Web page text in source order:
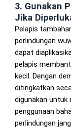
3. Gunakan
Jika
Pelapis
perlindungan
dapat
pelapis
kecil. Dengan
ditingkatkan
digunakan untuk
penggunaan
perlindungan